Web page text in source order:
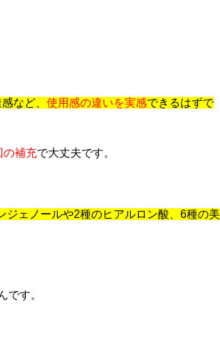
など、 使用感の違いを実感できるはずで
の補充で大丈夫です。
ジェノールや2種のヒアルロン酸、6種の美
です。